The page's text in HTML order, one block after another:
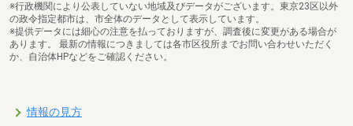
※行政機関により公表していない地域及びデータがございます。東京23区以外
の政令指定都市は、市全体のデータとして表示しています。
※提供データには細心の注意を払っておりますが、調査後に変更がある場合が
あります。 最新の情報につきましては各市区役所までお問い合わせいただく
か、自治体HPなどをご確認ください。
情報の見方